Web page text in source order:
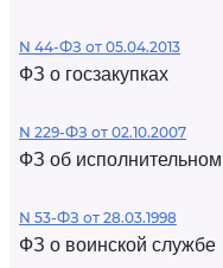
N 44-ФЗ от 05.04.2013
ФЗ о госзакупках
N 229-ФЗ от 02.10.2007
ФЗ об
N 53-ФЗ от 28.03.1998
ФЗ о воинской службе